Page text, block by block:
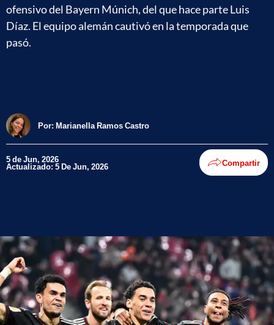
ofensivo del Bayern Múnich, del que hace parte Luis
Díaz. El equipo alemán cautivó en la temporada que
pasó.
Por: Marianella Ramos Castro
5 de Jun, 2026
Actualizado: 5 De Jun, 2026 Compartir